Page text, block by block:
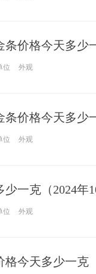
价格今天多少
位 外观
条价格今天多少
位 外观
一克（2024年
位 外观
今天多少一克